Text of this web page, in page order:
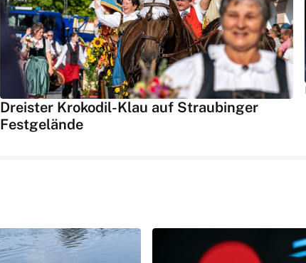
Dreister Krokodil-Klau auf Straubinger
Festgelände